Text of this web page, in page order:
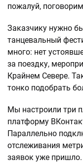
пожалуй,
Заказчику нужно
танцевальный
много: нет
за поездку,
Крайнем Севере.
тонко подобрать
Мы настроили три
платформу
Параллельно
отслеживания
заявок уже пришло.